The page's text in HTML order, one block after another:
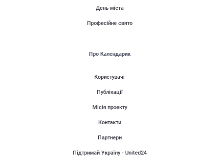
День міста
Професійне свято
Про Календарик
Користувачі
Публікації
Місія проекту
Контакти
Партнери
Підтримай Україну - United24